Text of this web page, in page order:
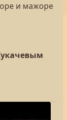
и мажоре